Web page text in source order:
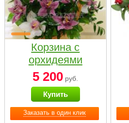
Заказать в один клик
Корзина с
орхидеями
малая
5 200 руб.
Купить